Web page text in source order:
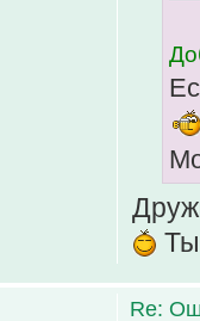
Re: